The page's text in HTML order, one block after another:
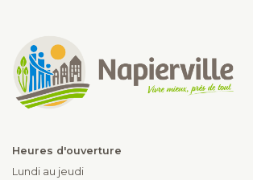
Heures d'ouverture
Lundi au jeudi